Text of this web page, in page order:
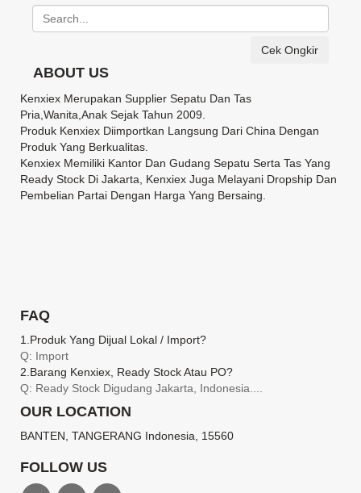
Cek Ongkir
ABOUT US
Kenxiex Merupakan Supplier Sepatu Dan Tas
Pria,Wanita,Anak Sejak Tahun 2009.
Produk Kenxiex Diimportkan Langsung Dari China Dengan
Produk Yang Berkualitas.
Kenxiex Memiliki Kantor Dan Gudang Sepatu Serta Tas Yang
Ready Stock Di Jakarta, Kenxiex Juga Melayani Dropship Dan
Pembelian Partai Dengan Harga Yang Bersaing.
FAQ
1.produk Yang Dijual Lokal / Import?
Q: Import
2.barang Kenxiex, Ready Stock Atau PO?
Q: Ready Stock Digudang Jakarta, Indonesia....
OUR LOCATION
BANTEN, TANGERANG Indonesia, 15560
FOLLOW US